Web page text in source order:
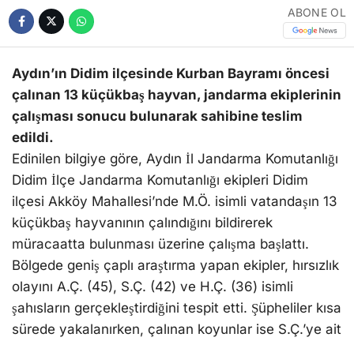
ABONE OL
Aydın’ın Didim ilçesinde Kurban Bayramı öncesi
çalınan 13 küçükbaş hayvan, jandarma ekiplerinin
çalışması sonucu bulunarak sahibine teslim
edildi.
Edinilen bilgiye göre, Aydın İl Jandarma Komutanlığı
Didim İlçe Jandarma Komutanlığı ekipleri Didim
ilçesi Akköy Mahallesi’nde M.Ö. isimli vatandaşın 13
küçükbaş hayvanının çalındığını bildirerek
müracaatta bulunması üzerine çalışma başlattı.
Bölgede geniş çaplı araştırma yapan ekipler, hırsızlık
olayını A.Ç. (45), S.Ç. (42) ve H.Ç. (36) isimli
şahısların gerçekleştirdiğini tespit etti. Şüpheliler kısa
sürede yakalanırken, çalınan koyunlar ise S.Ç.’ye ait